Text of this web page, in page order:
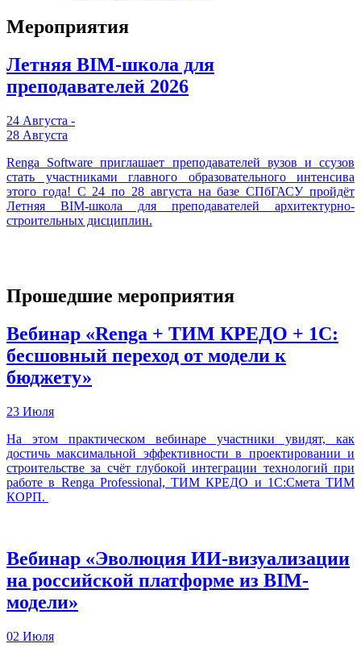
Мероприятия
Летняя BIM-школа для
преподавателей 2026
24 Августа -
28 Августа
Renga Software приглашает преподавателей вузов и ссузов
стать участниками главного образовательного интенсива
этого года! С 24 по 28 августа на базе СПбГАСУ пройдёт
Летняя BIM-школа для преподавателей архитектурно-
строительных дисциплин.
Прошедшие мероприятия
Вебинар «Renga + ТИМ КРЕДО + 1С:
бесшовный переход от модели к
бюджету»
23 Июля
На этом практическом вебинаре участники увидят, как
достичь максимальной эффективности в проектировании и
строительстве за счёт глубокой интеграции технологий при
работе в Renga Professional, ТИМ КРЕДО и 1С:Смета ТИМ
КОРП.
Вебинар «Эволюция ИИ-визуализации
на российской платформе из BIM-
модели»
02 Июля